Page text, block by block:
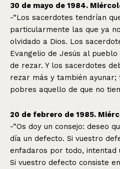
30 de mayo de 1984.
-“Los sacerdotes tendrían
particularmente las que ya
olvidado a Dios. Los
Evangelio de Jesús al
de rezar. Y los sacerdotes
rezar más y también
pobres aquello de que no
20 de febrero de 1985.
-“Os doy un consejo: deseo
día un defecto. Si vuestro
enfadaros por todo, intentad
Si vuestro defecto consiste